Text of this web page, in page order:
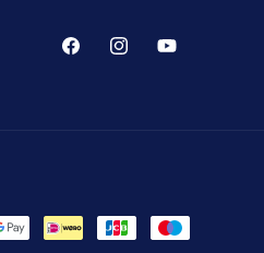
FacebookInstagramYouTube